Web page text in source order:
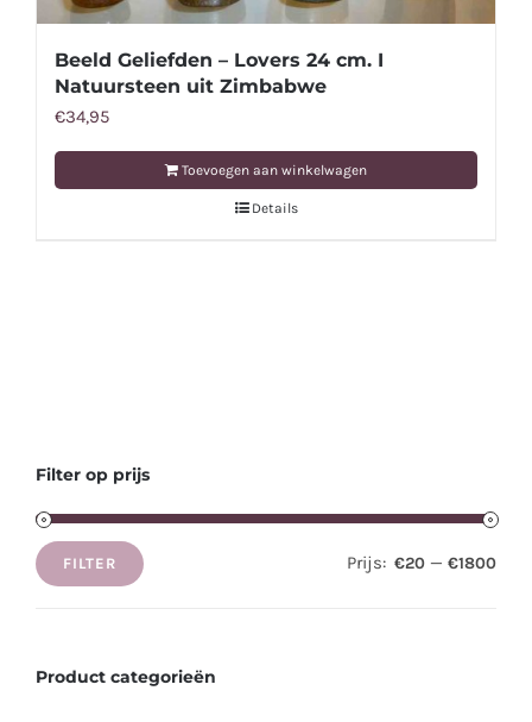
Beeld Geliefden – Lovers 24 cm. I
Natuursteen uit Zimbabwe
€34,95
Toevoegen aan winkelwagen
Details
Filter op prijs
Min.
Max.
FILTER Prijs: €20 — €1800
Product categorieën